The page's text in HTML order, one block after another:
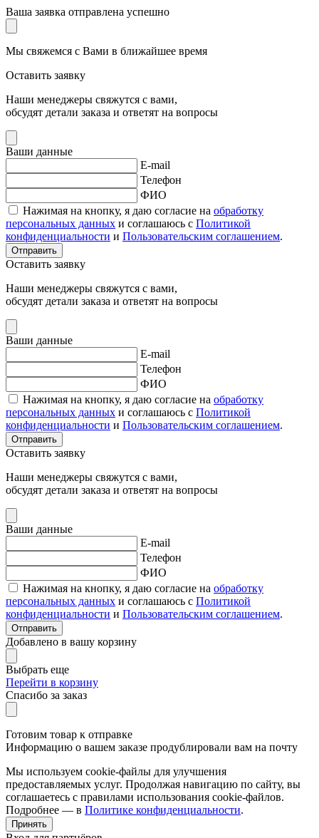
Ваша заявка отправлена успешно
Мы свяжемся с Вами в ближайшее время
Оставить заявку
Наши менеджеры свяжутся с вами,
обсудят детали заказа и ответят на вопросы
Ваши данные
E-mail
Телефон
ФИО
Нажимая на кнопку, я даю согласие на обработку
персональных данных и соглашаюсь с Политикой
конфиденциальности и Пользовательским соглашением.
Отправить
Оставить заявку
Наши менеджеры свяжутся с вами,
обсудят детали заказа и ответят на вопросы
Ваши данные
E-mail
Телефон
ФИО
Нажимая на кнопку, я даю согласие на обработку
персональных данных и соглашаюсь с Политикой
конфиденциальности и Пользовательским соглашением.
Отправить
Оставить заявку
Наши менеджеры свяжутся с вами,
обсудят детали заказа и ответят на вопросы
Ваши данные
E-mail
Телефон
ФИО
Нажимая на кнопку, я даю согласие на обработку
персональных данных и соглашаюсь с Политикой
конфиденциальности и Пользовательским соглашением.
Отправить
Добавлено в вашу корзину
Выбрать еще
Перейти в корзину
Спасибо за заказ
Готовим товар к отправке
Информацию о вашем заказе продублировали вам на почту
Мы используем cookie-файлы для улучшения
предоставляемых услуг. Продолжая навигацию по сайту, вы
соглашаетесь с правилами использования cookie-файлов.
Подробнее — в Политике конфиденциальности.
Принять